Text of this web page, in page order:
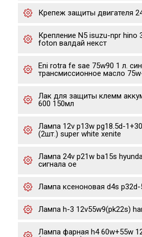
Крепеж защиты двигателя
Крепление N5 isuzu-npr hino
foton валдай некст
Eni rotra fe sae 75w90 1 л.
трансмиссионное масло
Лак для защиты клемм
600 150мл
Лампа 12v p13w pg18.5d-
(2шт.) super white xenite
Лампа 24v p21w ba15s
сигнала oe
Лампа ксеноновая d4s
Лампа h-3 12v55w9(pk22s)
Лампа фарная h4 60w+55w